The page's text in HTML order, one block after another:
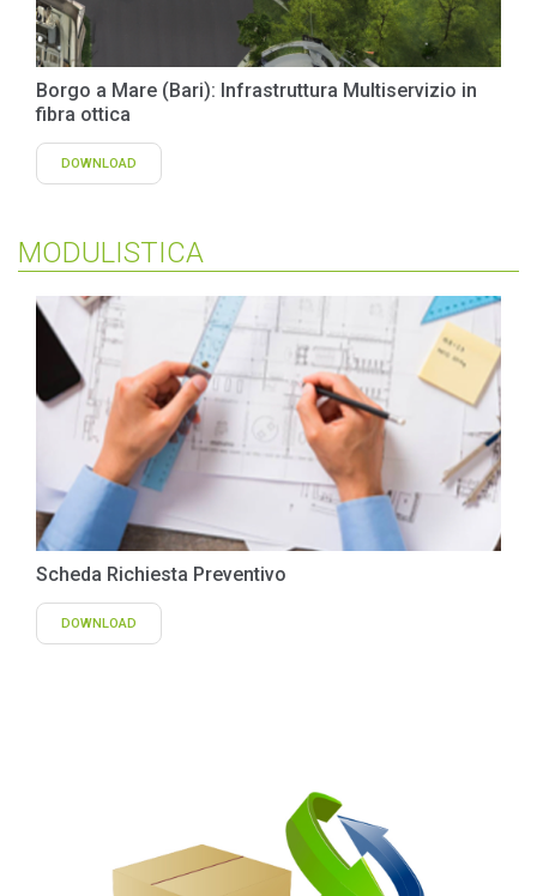
Borgo a Mare (Bari): Infrastruttura Multiservizio in
fibra ottica
DOWNLOAD
MODULISTICA
Scheda Richiesta Preventivo
DOWNLOAD